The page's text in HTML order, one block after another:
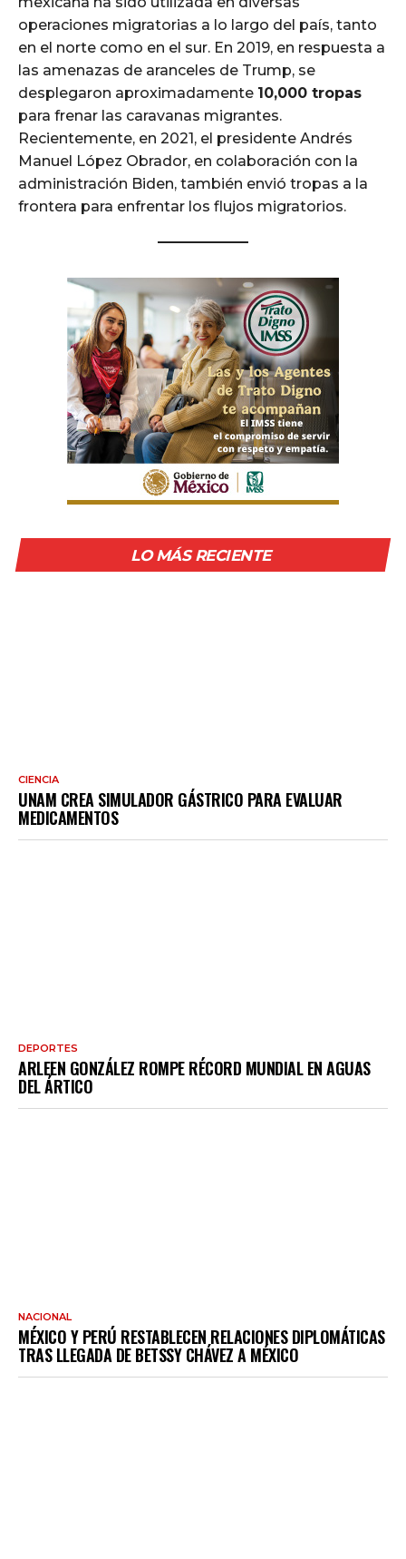
operaciones migratorias a lo largo del país, tanto
en el norte como en el sur. En 2019, en respuesta a
las amenazas de aranceles de Trump, se
desplegaron aproximadamente 10,000 tropas
para frenar las caravanas migrantes.
Recientemente, en 2021, el presidente Andrés
Manuel López Obrador, en colaboración con la
administración Biden, también envió tropas a la
frontera para enfrentar los flujos migratorios.
LO MÁS RECIENTE
CIENCIA
UNAM CREA SIMULADOR GÁSTRICO PARA EVALUAR
MEDICAMENTOS
DEPORTES
ARLEEN GONZÁLEZ ROMPE RÉCORD MUNDIAL EN AGUAS
DEL ÁRTICO
NACIONAL
MÉXICO Y PERÚ RESTABLECEN RELACIONES DIPLOMÁTICAS
TRAS LLEGADA DE BETSSY CHÁVEZ A MÉXICO